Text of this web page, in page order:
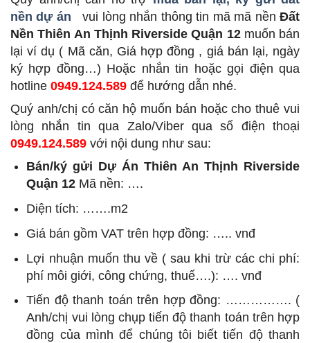
nền dự án
vui lòng nhắn thông tin mã mã nềnĐất
Nền Thiên An Thịnh Riverside Quận 12muốn bán
lại ví dụ ( Mã căn, Giá hợp đồng , giá bán lại, ngày
ký hợp đồng…) Hoặc nhắn tin hoặc gọi điện qua
hotline 0949.124.589 để hướng dẫn nhé.
Quý anh/chị có căn hộ muốn bán hoặc cho thuê vui
lòng nhắn tin qua Zalo/Viber qua số điện thoại
0949.124.589 với nội dung như sau:
Bán/ký gửi Dự Án Thiên An Thịnh Riverside
Quận 12 Mã nền: ….
Diện tích: …….m2
Giá bán gồm VAT trên hợp đồng: ….. vnđ
Lợi nhuận muốn thu về ( sau khi trừ các chi phí:
phí môi giới, công chứng, thuế….): …. vnđ
Tiến độ thanh toán trên hợp đồng: ……………. (
Anh/chị vui lòng chụp tiến độ thanh toán trên hợp
đồng của mình để chúng tôi biết tiến độ thanh